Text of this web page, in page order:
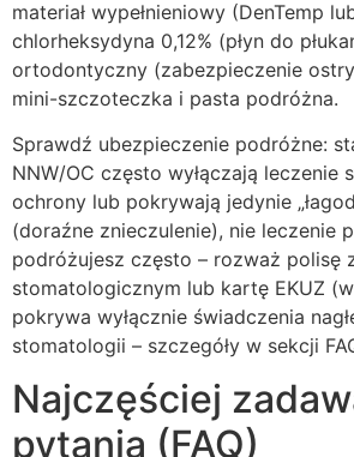
materiał wypełnieniowy (DenTemp
chlorheksydyna 0,12% (płyn do
ortodontyczny (zabezpieczenie
mini-szczoteczka i pasta podróżna.
Sprawdź ubezpieczenie podróżne:
NNW/OC często wyłączają leczenie
ochrony lub pokrywają jedynie
(doraźne znieczulenie), nie leczenie
podróżujesz często – rozważ polisę
stomatologicznym lub kartę EKUZ
pokrywa wyłącznie świadczenia
stomatologii – szczegóły w sekcji
Najczęściej
pytania (FAQ)